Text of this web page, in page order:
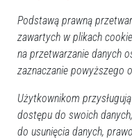
Zobacz również
Podstawą prawną
zawartych w plikach
na przetwarzanie danych
zaznaczanie powyższego
Użytkownikom
dostępu do swoich
do usunięcia danych,